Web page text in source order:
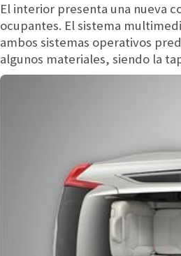
El interior presenta una nueva
ocupantes. El sistema
ambos sistemas operativos
algunos materiales, siendo la